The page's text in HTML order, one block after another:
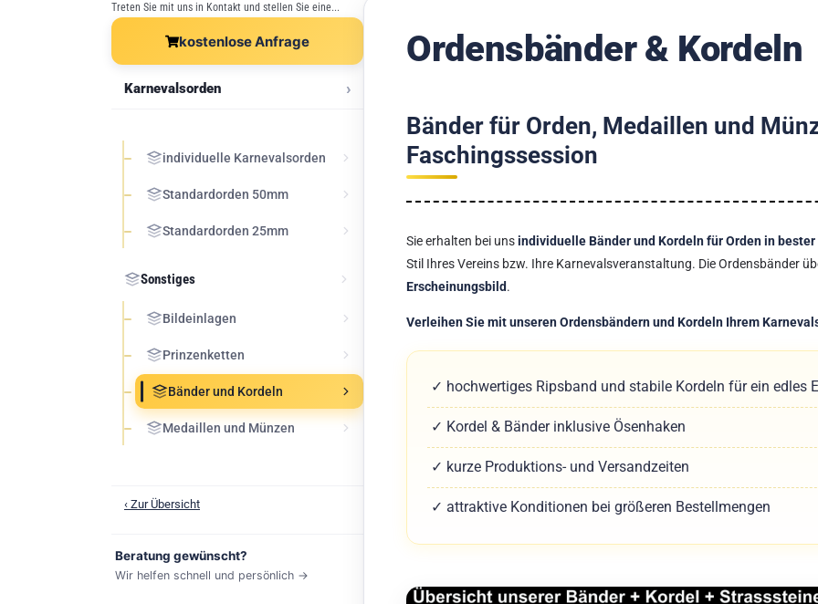
Treten Sie mit uns in Kontakt und stellen Sie eine...
kostenlose Anfrage
Karnevalsorden
individuelle Karnevalsorden
Standardorden 50mm
Standardorden 25mm
Sonstiges
Bildeinlagen
Prinzenketten
Bänder und Kordeln
Medaillen und Münzen
‹ Zur Übersicht
Beratung gewünscht?
Wir helfen schnell und persönlich →
Ordensbänder & Kordeln
Bänder für Orden, Medaillen und
Faschingssession
Sie erhalten bei unsindividuelle Bänder und Kordeln für Orden in
Stil Ihres Vereins bzw. Ihre Karnevalsveranstaltung. Die Ordensbänder
Erscheinungsbild.
Verleihen Sie mit unseren Ordensbändern und Kordeln Ihrem
✓ hochwertiges Ripsband und stabile Kordeln für ein edles
✓ Kordel & Bänder inklusive Ösenhaken
✓ kurze Produktions- und Versandzeiten
✓ attraktive Konditionen bei größeren Bestellmengen